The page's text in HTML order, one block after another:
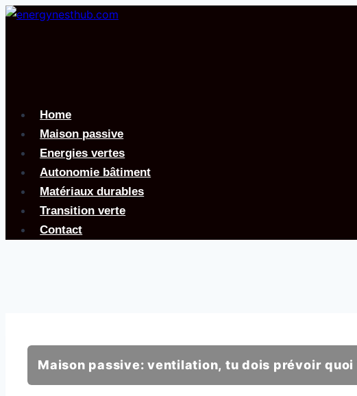
Aller
Home
Maison passive
Energies vertes
Autonomie bâtiment
Matériaux durables
Transition verte
Contact
Maison passive: ventilation, tu dois prévoir quoi